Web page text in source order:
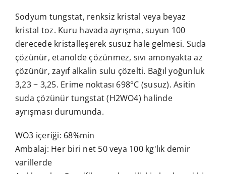
Sodyum tungstat, renksiz kristal veya beyaz
kristal toz. Kuru havada ayrışma, suyun 100
derecede kristalleşerek susuz hale gelmesi. Suda
çözünür, etanolde çözünmez, sıvı amonyakta az
çözünür, zayıf alkalin sulu çözelti. Bağıl yoğunluk
3,23 ~ 3,25. Erime noktası 698°C (susuz). Asitin
suda çözünür tungstat (H2WO4) halinde
ayrışması durumunda.
WO3 içeriği: 68%min
Ambalaj: Her biri net 50 veya 100 kg'lık demir
varillerde